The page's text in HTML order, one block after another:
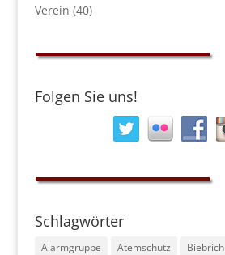
Verein (40)
Folgen Sie uns!
Schlagwörter
Alarmgruppe Atemschutz Biebrich